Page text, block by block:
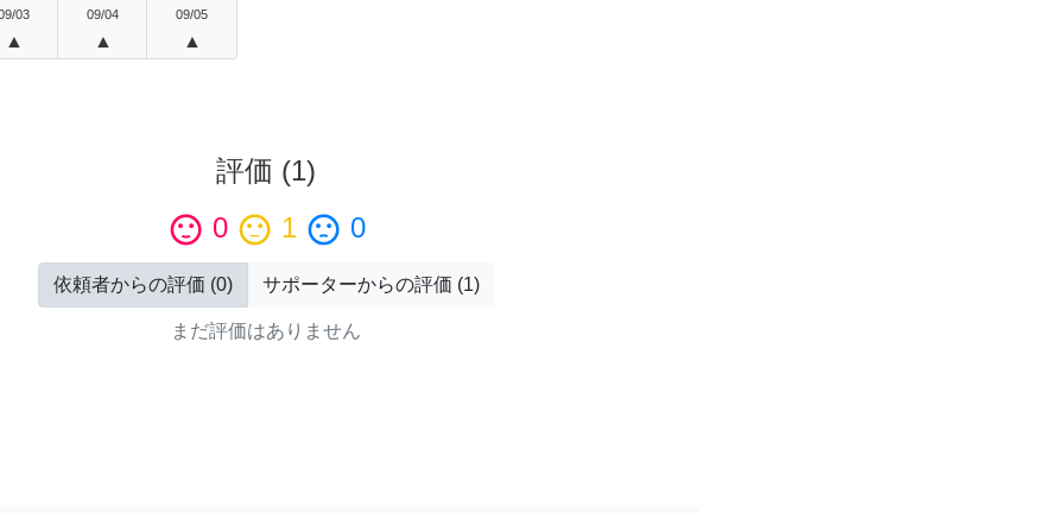
03
▲
09/04
▲
09/05
▲
評価 (1)
sentiment_satisfied 0 sentiment_neutral 1 sentiment_dissatisfied 0
依頼者からの評価 (0) サポーターからの評価 (1)
まだ評価はありません